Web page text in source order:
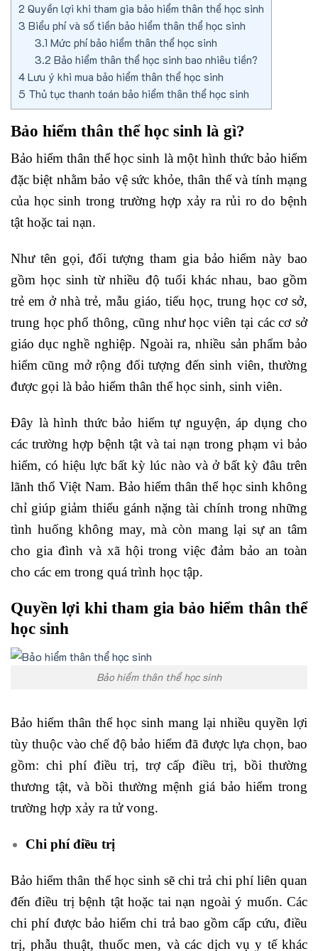
2 Quyền lợi khi tham gia bảo hiểm thân thể học sinh
3 Biểu phí và số tiền bảo hiểm thân thể học sinh
3.1 Mức phí bảo hiểm thân thể học sinh
3.2 Bảo hiểm thân thể học sinh bao nhiêu tiền?
4 Lưu ý khi mua bảo hiểm thân thể học sinh
5 Thủ tục thanh toán bảo hiểm thân thể học sinh
Bảo hiểm thân thể học sinh là gì?
Bảo hiểm thân thể học sinh là một hình thức bảo hiểm
đặc biệt nhằm bảo vệ sức khỏe, thân thể và tính mạng
của học sinh trong trường hợp xảy ra rủi ro do bệnh
tật hoặc tai nạn.
Như tên gọi, đối tượng tham gia bảo hiểm này bao
gồm học sinh từ nhiều độ tuổi khác nhau, bao gồm
trẻ em ở nhà trẻ, mẫu giáo, tiểu học, trung học cơ sở,
trung học phổ thông, cũng như học viên tại các cơ sở
giáo dục nghề nghiệp. Ngoài ra, nhiều sản phẩm bảo
hiểm cũng mở rộng đối tượng đến sinh viên, thường
được gọi là bảo hiểm thân thể học sinh, sinh viên.
Đây là hình thức bảo hiểm tự nguyện, áp dụng cho
các trường hợp bệnh tật và tai nạn trong phạm vi bảo
hiểm, có hiệu lực bất kỳ lúc nào và ở bất kỳ đâu trên
lãnh thổ Việt Nam. Bảo hiểm thân thể học sinh không
chỉ giúp giảm thiểu gánh nặng tài chính trong những
tình huống không may, mà còn mang lại sự an tâm
cho gia đình và xã hội trong việc đảm bảo an toàn
cho các em trong quá trình học tập.
Quyền lợi khi tham gia bảo hiểm thân thể
học sinh
Bảo hiểm thân thể học sinh
Bảo hiểm thân thể học sinh mang lại nhiều quyền lợi
tùy thuộc vào chế độ bảo hiểm đã được lựa chọn, bao
gồm: chi phí điều trị, trợ cấp điều trị, bồi thường
thương tật, và bồi thường mệnh giá bảo hiểm trong
trường hợp xảy ra tử vong.
Chi phí điều trị
Bảo hiểm thân thể học sinh sẽ chi trả chi phí liên quan
đến điều trị bệnh tật hoặc tai nạn ngoài ý muốn. Các
chi phí được bảo hiểm chi trả bao gồm cấp cứu, điều
trị, phẫu thuật, thuốc men, và các dịch vụ y tế khác